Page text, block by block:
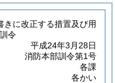
きに改正する措置及び用
令
平成24年3月28日
消防本部訓令第1号
各課
各かい